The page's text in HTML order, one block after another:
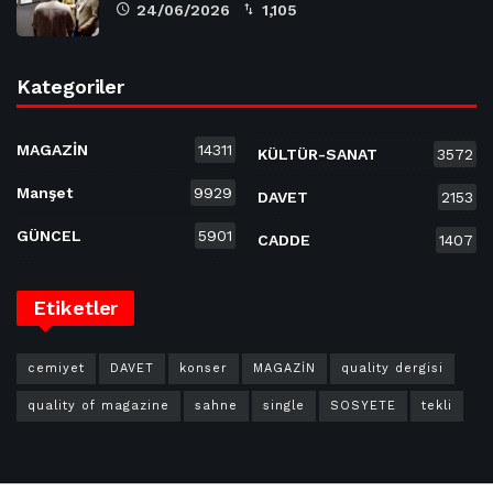
24/06/2026 1,105
Kategoriler
MAGAZİN 14311
Manşet 9929
GÜNCEL 5901
KÜLTÜR-SANAT 3572
DAVET 2153
CADDE 1407
Etiketler
cemiyet DAVET konser MAGAZİN quality dergisi
quality of magazine sahne single SOSYETE tekli